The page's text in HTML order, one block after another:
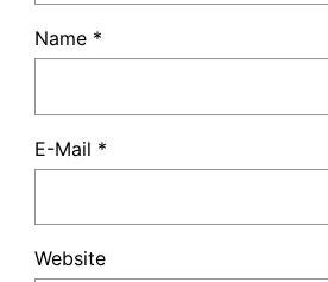
Name *
E-Mail *
Website